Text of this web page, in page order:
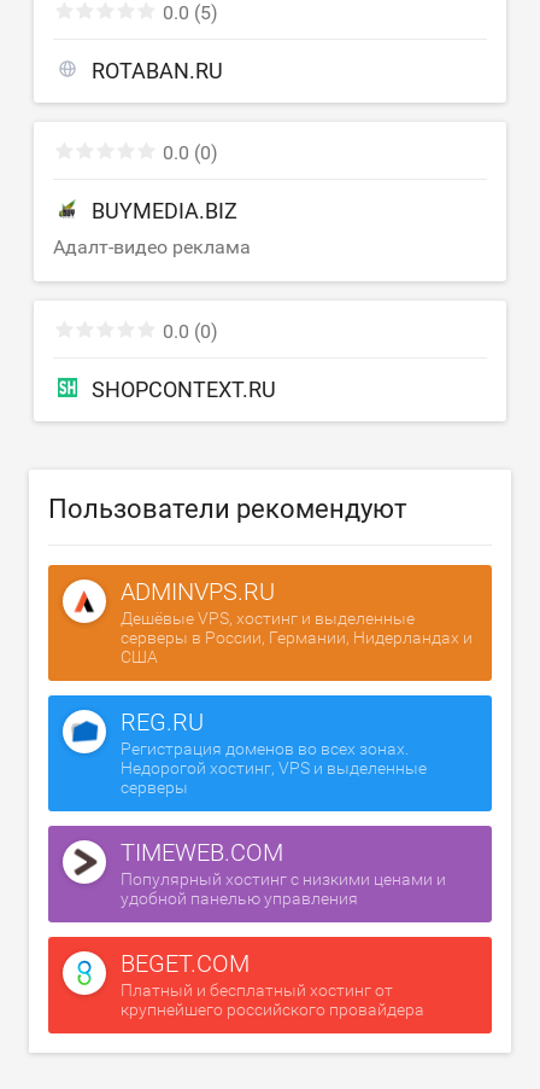
ROTABAN.RU
0.0 (5)
BUYMEDIA.BIZ
Адалт-видео реклама
0.0 (0)
SHOPCONTEXT.RU
0.0 (0)
Пользователи рекомендуют
ADMINVPS.RU
Дешёвые VPS, хостинг и выделенные
серверы в России, Германии, Нидерландах и
США
REG.RU
Регистрация доменов во всех зонах.
Недорогой хостинг, VPS и выделенные
серверы
TIMEWEB.COM
Популярный хостинг с низкими ценами и
удобной панелью управления
BEGET.COM
Платный и бесплатный хостинг от
крупнейшего российского провайдера